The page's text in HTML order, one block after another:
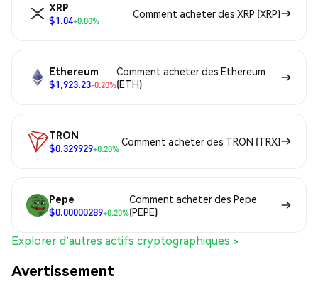
XRP
$1.04+0.00%
Comment acheter des XRP (XRP)
Ethereum
$1,923.23-0.20%
Comment acheter des Ethereum
(ETH)
TRON
$0.329929+0.20%
Comment acheter des TRON (TRX)
Pepe
$0.00000289+0.20%
Comment acheter des Pepe
(PEPE)
Explorer d'autres actifs cryptographiques >
Avertissement